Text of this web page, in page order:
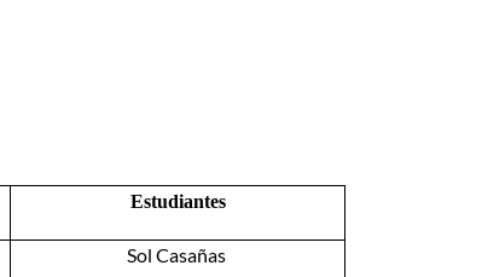
Estudiantes
Sol Casañas